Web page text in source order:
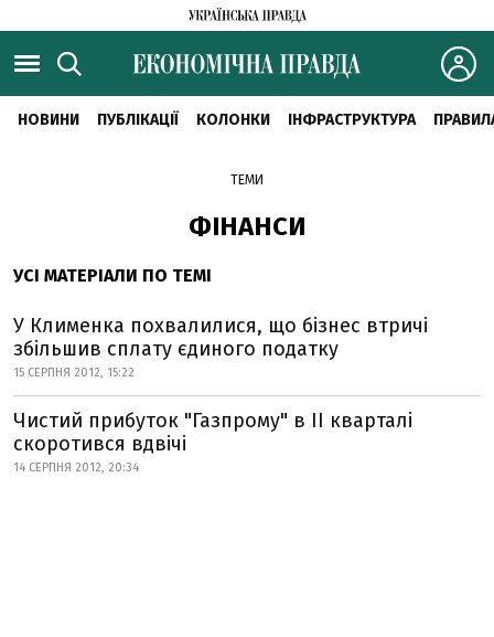
НОВИНИ ПУБЛІКАЦІЇ КОЛОНКИ ІНФРАСТРУКТУРА
ТЕМИ
ФІНАНСИ
УСІ МАТЕРІАЛИ ПО ТЕМІ
У Клименка похвалилися, що бізнес втричі
збільшив сплату єдиного податку
15 СЕРПНЯ 2012, 15:22
Чистий прибуток "Газпрому" в ІІ кварталі
скоротився вдвічі
14 СЕРПНЯ 2012, 20:34